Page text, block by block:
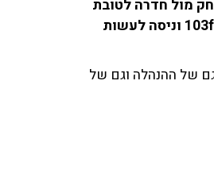
מול חדרה לטובת
חתונה, שוחח ניר אלון, ראש חטיבת הספורט בהסתדרות, עם פאנל הספורט ב-103fm וניסה לעשות
של ההנהלה וגם של